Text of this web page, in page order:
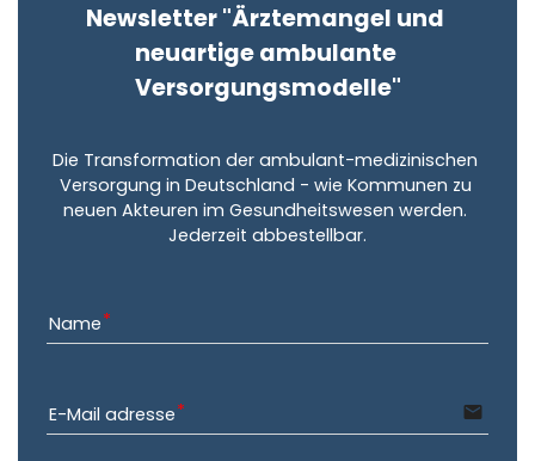
Newsletter "Ärztemangel und
neuartige ambulante
Versorgungsmodelle"
Die Transformation der ambulant-medizinischen
Versorgung in Deutschland - wie Kommunen zu
neuen Akteuren im Gesundheitswesen werden.
Jederzeit abbestellbar.
Name
E-Mail adresse email